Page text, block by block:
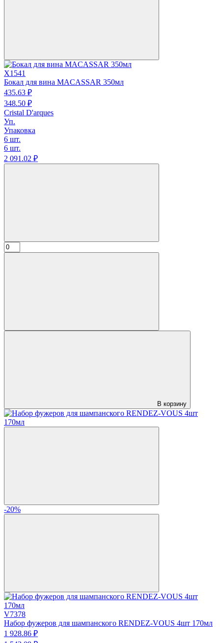
X1541
Бокал для вина MACASSAR 350мл
435.63 ₽
348.50 ₽
Cristal D'arques
Уп.
Упаковка
6 шт.
6 шт.
2 091.02 ₽
В корзину
-20%
V7378
Набор фужеров для шампанского RENDEZ-VOUS 4шт 170мл
1 928.86 ₽